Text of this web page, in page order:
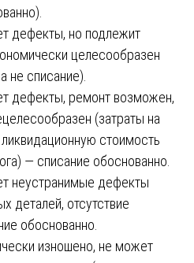
дефекты, но подлежит
целесообразен
не списание).
дефекты, ремонт возможен,
(затраты на
стоимость
— списание обоснованно.
неустранимые дефекты
деталей, отсутствие
обоснованно.
изношено, не может